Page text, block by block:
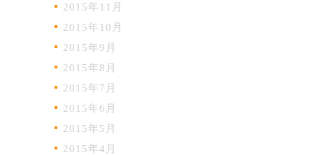
2015年11月
2015年10月
2015年9月
2015年8月
2015年7月
2015年6月
2015年5月
2015年4月